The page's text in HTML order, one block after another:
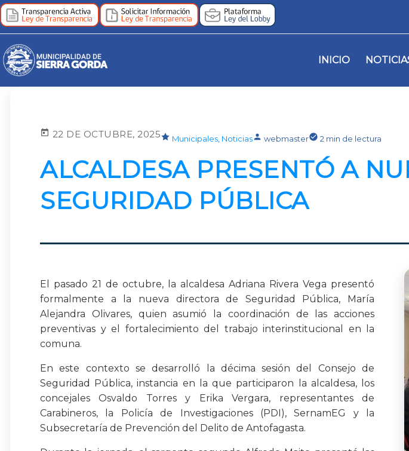
INICIO
22 DE OCTUBRE, 2025 Municipales Noticias webmaster 2 min de lectura
ALCALDESA PRESENTÓ A
SEGURIDAD PÚBLICA
El pasado 21 de octubre, la alcaldesa Adriana Rivera Vega presentó
formalmente a la nueva directora de Seguridad Pública, María
Alejandra Olivares, quien asumió la coordinación de las acciones
preventivas y el fortalecimiento del trabajo interinstitucional en la
comuna.
En este contexto se desarrolló la décima sesión del Consejo de
Seguridad Pública, instancia en la que participaron la alcaldesa, los
concejales Osvaldo Torres y Erika Vergara, representantes de
Carabineros, la Policía de Investigaciones (PDI), SernamEG y la
Subsecretaría de Prevención del Delito de Antofagasta.